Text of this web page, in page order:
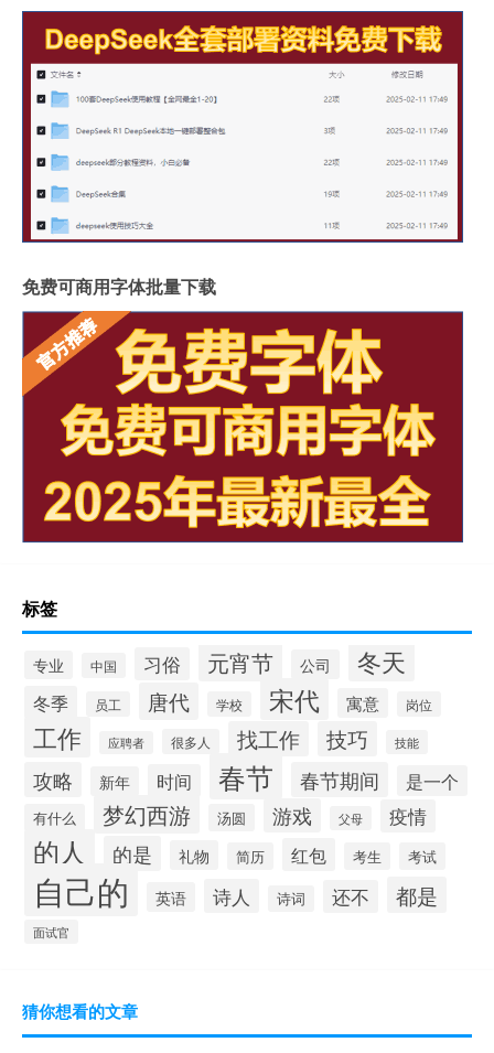
免费可商用字体批量下载
标签
专业 中国 习俗 元宵节 公司 冬天
冬季 员工 唐代 学校 宋代 寓意 岗位
工作 应聘者 很多人 找工作 技巧 技能
攻略 新年 时间 春节 春节期间 是一个
有什么 梦幻西游 汤圆 游戏 父母 疫情
的人 的是 礼物 简历 红包 考生 考试
自己的 英语 诗人 诗词 还不 都是
面试官
猜你想看的文章